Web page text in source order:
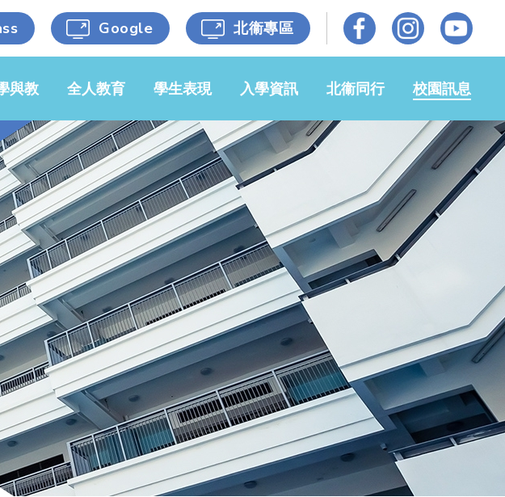
Google 北衞專區
與教
中文科
文科
學科
識/人文/
學
樂科
藝科
育科
教科
通話科
全人教育
黃金時段
藝術涵養
健康生活
科學能力
人文關懷
跨科目活動
培育園地
服務團隊
北衞校隊
黃金時段專
學生表現
光榮榜
佳作共賞
自學成果
獎學金
小六升中
自學樂繽紛
入學資訊
小一入學事
宜
申請2026-
27年度小
一候補生事
宜
申請插班生
學生入學資
料記錄表
繳費靈PPS
帳戶設定
北衞同行
牧區牧養
各級照片
家校同心
衞理校友
校園訊息
校園動態
媒體報導
校園電視台
開放日
65週年校
慶